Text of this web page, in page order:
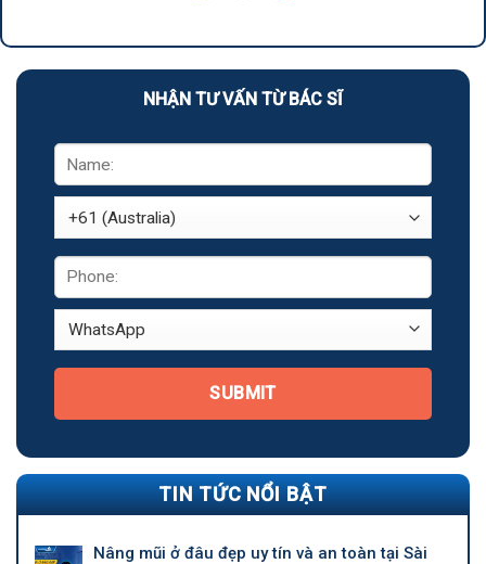
NHẬN TƯ VẤN TỪ BÁC SĨ
SUBMIT
TIN TỨC NỔI BẬT
Nâng mũi ở đâu đẹp uy tín và an toàn tại Sài